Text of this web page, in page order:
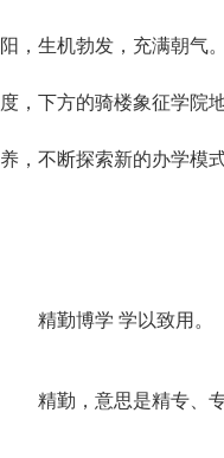
阳，生机勃发，充满朝气
度，下方的骑楼象征学院
养，不断探索新的办学模式
精勤博学 学以致用。
精勤，意思是精专、